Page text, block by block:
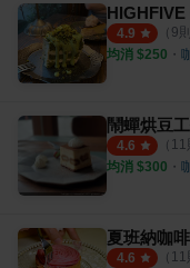
HIGHFIVE
4.9 （ 9
均消 $250 ・
鬧蟬烘豆
4.6 （ 11
均消 $300 ・
夏班納咖
4.6 （ 11